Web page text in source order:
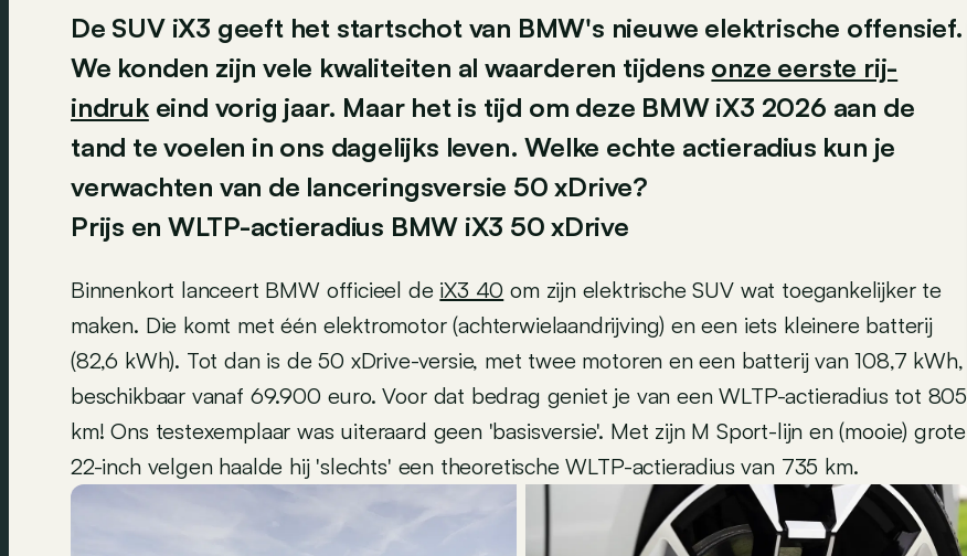
De SUV iX3 geeft het startschot van BMW's nieuwe elektrische offensief.
We konden zijn vele kwaliteiten al waarderen tijdens onze eerste rij-
indrukeind vorig jaar. Maar het is tijd om deze BMW iX3 2026 aan de
tand te voelen in ons dagelijks leven. Welke echte actieradius kun je
verwachten van de lanceringsversie 50 xDrive?
Prijs en WLTP-actieradius BMW iX3 50 xDrive
Binnenkort lanceert BMW officieel de iX3 40 om zijn elektrische SUV wat toegankelijker te
maken. Die komt met één elektromotor (achterwielaandrijving) en een iets kleinere batterij
(82,6 kWh). Tot dan is de 50 xDrive-versie, met twee motoren en een batterij van 108,7 kWh,
beschikbaar vanaf 69.900 euro. Voor dat bedrag geniet je van een WLTP-actieradius tot 805
km! Ons testexemplaar was uiteraard geen 'basisversie'. Met zijn M Sport-lijn en (mooie) grote
22-inch velgen haalde hij 'slechts' een theoretische WLTP-actieradius van 735 km.